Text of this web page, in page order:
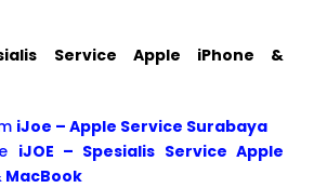
Service Apple iPhone &
iJoe – Apple Service Surabaya
iJOE – Spesialis Service Apple
MacBook